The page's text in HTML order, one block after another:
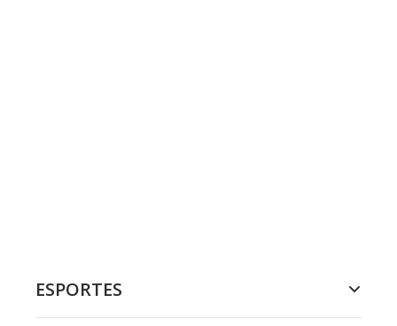
ESPORTES